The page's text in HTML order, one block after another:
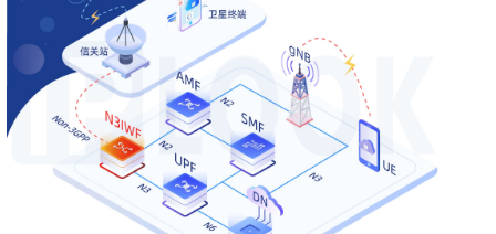
NRF
网络仓储功能（NRF），5G 核心网的网络功能之一。支持服
务发现功能，从NF 实例接收NF 发现请求，并将发现的 NF
实例（被发现）的信息提供给另一个 NF 实例。注册信息包
括 NF 类型、地址、服务列表等。
查看更多